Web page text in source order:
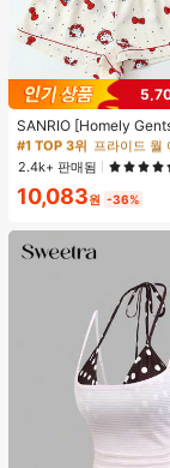
SANRIO [Homely
성 프린트 라펠 반팔 버
및 보우 반바지 잠옷 세
웨어, 봄/여름에 적합
#1 TOP 3위
높은 재방문 고객
#1 TOP 3위
높은 재방문 고객
#1 TOP 3위
높은 재방문 고객
#1 TOP 3위
높은 재방문 고객
2.4k+ 판매됨
10,083원 -36%